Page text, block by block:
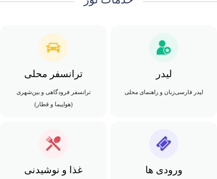
لیدر
لیدر فارسی‌زبان و راهنمای محلی
ترانسفر محلی
ترانسفر فرودگاهی و بین‌شهری
(هواپیما و قطار)
ورودی ها غذا و نوشیدنی